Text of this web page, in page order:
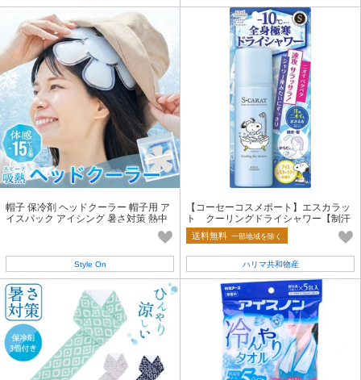
帽子 保冷剤 ヘッドクーラー 帽子用 ア
イスパック アイシング 暑さ対策 熱中
Style On
【コーセーコスメポート】エスカラッ
ト クーリングドライシャワー【制汗
剤・デオドラント】
送料無料 一部地域を除く
ハリマ共和物産